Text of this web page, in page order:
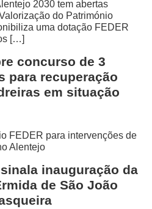
2030 tem abertas
do Património
uma dotação FEDER
[…]
concurso de 3
para recuperação
em situação
FEDER para intervenções de
Alentejo
inauguração da
de São João